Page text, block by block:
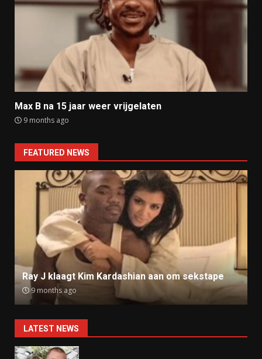
Max B na 15 jaar weer vrijgelaten
9 months ago
FEATURED NEWS
Anti-AZC nummer Broken Veteran alsnog offline
9 months ago
LATEST NEWS